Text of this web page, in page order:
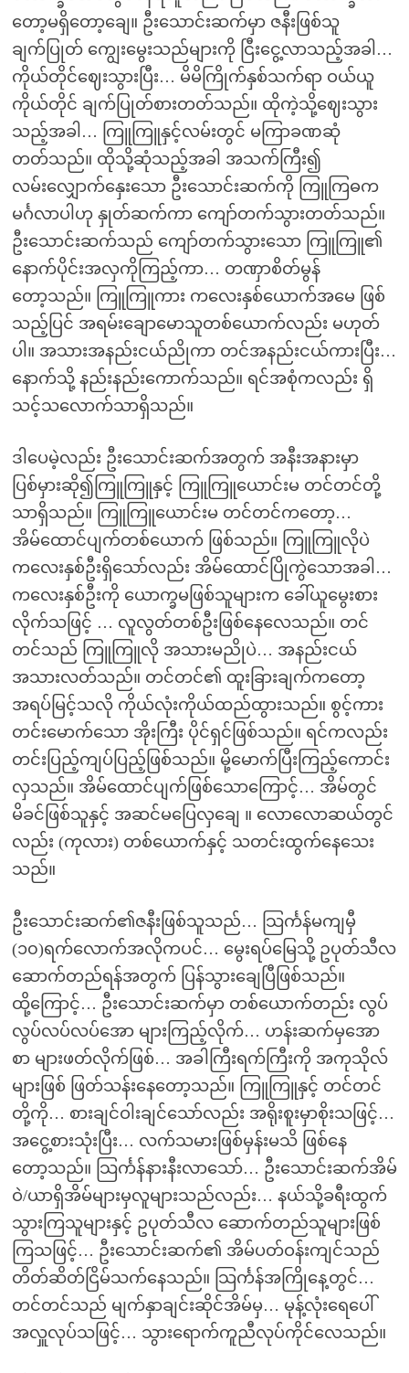
တော့မရှိတော့ချေ။ ဦးသောင်းဆက်မှာ ဇနီးဖြစ်သူ
ချက်ပြုတ် ကျွေးမွေးသည်များကို ငြီးငွေ့လာသည့်အခါ…
ကိုယ်တိုင်ဈေးသွားပြီး… မိမိကြိုက်နှစ်သက်ရာ ဝယ်ယူ
ကိုယ်တိုင် ချက်ပြုတ်စားတတ်သည်။ ထိုကဲ့သို့ဈေးသွား
သည့်အခါ… ကြူကြူနှင့်လမ်းတွင် မကြာခဏဆုံ
တတ်သည်။ ထိုသို့ဆုံသည့်အခါ အသက်ကြီး၍
လမ်းလျှောက်နှေးသော ဦးသောင်းဆက်ကို ကြူကြဓက
မင်္ဂလာပါဟု နှုတ်ဆက်ကာ ကျော်တက်သွားတတ်သည်။
ဦးသောင်းဆက်သည် ကျော်တက်သွားသော ကြူကြူ၏
နောက်ပိုင်းအလှကိုကြည့်ကာ… တဏှာစိတ်မွန်
တော့သည်။ ကြူကြူကား ကလေးနှစ်ယောက်အမေ ဖြစ်
သည့်ပြင် အရမ်းချောမောသူတစ်ယောက်လည်း မဟုတ်
ပါ။ အသားအနည်းငယ်ညိုကာ တင်အနည်းငယ်ကားပြီး…
နောက်သို့ နည်းနည်းကောက်သည်။ ရင်အစုံကလည်း ရှိ
သင့်သလောက်သာရှိသည်။
ဒါပေမဲ့လည်း ဦးသောင်းဆက်အတွက် အနီးအနားမှာ
ပြစ်မှားဆို၍ကြူကြူနှင့် ကြူကြူယောင်းမ တင်တင်တို့
သာရှိသည်။ ကြူကြူယောင်းမ တင်တင်ကတော့…
အိမ်ထောင်ပျက်တစ်ယောက် ဖြစ်သည်။ ကြူကြူလိုပဲ
ကလေးနှစ်ဦးရှိသော်လည်း အိမ်ထောင်ပြိုကွဲသောအခါ…
ကလေးနှစ်ဦးကို ယောက္ခမဖြစ်သူများက ခေါ်ယူမွေးစား
လိုက်သဖြင့် … လူလွတ်တစ်ဦးဖြစ်နေလေသည်။ တင်
တင်သည် ကြူကြူလို အသားမညိုပဲ… အနည်းငယ်
အသားလတ်သည်။ တင်တင်၏ ထူးခြားချက်ကတော့
အရပ်မြင့်သလို ကိုယ်လုံးကိုယ်ထည်ထွားသည်။ စွင့်ကား
တင်းမောက်သော အိုးကြီး ပိုင်ရှင်ဖြစ်သည်။ ရင်ကလည်း
တင်းပြည့်ကျပ်ပြည့်ဖြစ်သည်။ မို့မောက်ပြီးကြည့်ကောင်း
လှသည်။ အိမ်ထောင်ပျက်ဖြစ်သောကြောင့်… အိမ်တွင်
မိခင်ဖြစ်သူနှင့် အဆင်မပြေလှချေ ။ လောလောဆယ်တွင်
လည်း (ကုလား) တစ်ယောက်နှင့် သတင်းထွက်နေသေး
သည်။
ဦးသောင်းဆက်၏ဇနီးဖြစ်သူသည်… သြင်္ကန်မကျမှီ
(၁၀)ရက်လောက်အလိုကပင်… မွေးရပ်မြေသို့ ဥပုတ်သီလ
ဆောက်တည်ရန်အတွက် ပြန်သွားချေပြီဖြစ်သည်။
ထို့ကြောင့်… ဦးသောင်းဆက်မှာ တစ်ယောက်တည်း လွပ်
လွပ်လပ်လပ်အော များကြည့်လိုက်… ဟန်းဆက်မှအော
စာ များဖတ်လိုက်ဖြစ်… အခါကြီးရက်ကြီးကို အကုသိုလ်
များဖြစ် ဖြတ်သန်းနေတော့သည်။ ကြူကြူနှင့် တင်တင်
တို့ကို… စားချင်ဝါးချင်သော်လည်း အရိုးစူးမှာစိုးသဖြင့်…
အငွေ့စားသုံးပြီး… လက်သမားဖြစ်မှန်းမသိ ဖြစ်နေ
တော့သည်။ သြင်္ကန်နားနီးလာသော်… ဦးသောင်းဆက်အိမ်
ဝဲ/ယာရှိအိမ်များမှလူများသည်လည်း… နယ်သို့ခရီးထွက်
သွားကြသူများနှင့် ဥပုတ်သီလ ဆောက်တည်သူများဖြစ်
ကြသဖြင့်… ဦးသောင်းဆက်၏ အိမ်ပတ်ဝန်းကျင်သည်
တိတ်ဆိတ်ငြိမ်သက်နေသည်။ သြင်္ကန်အကြိုနေ့တွင်…
တင်တင်သည် မျက်နှာချင်းဆိုင်အိမ်မှ… မုန့်လုံးရေပေါ်
အလှူလုပ်သဖြင့်… သွားရောက်ကူညီလုပ်ကိုင်လေသည်။